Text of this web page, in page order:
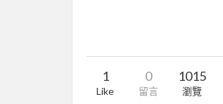
1
Like
0
留言
1015
瀏覽